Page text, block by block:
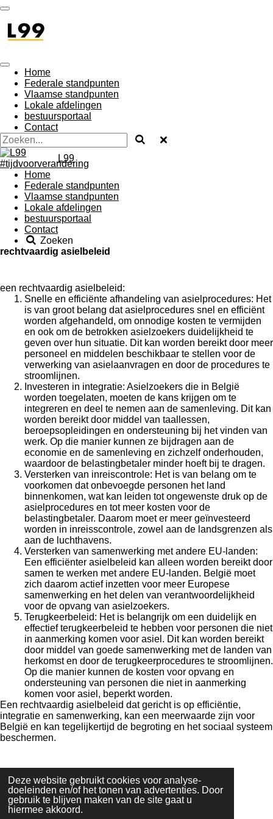
Deze website gebruikt cookies voor analyse-
doeleinden en/of het tonen van advertenties. Door
gebruik te blijven maken van de site gaat u
hiermee akkoord.
Ga
direct
naar
de
Home
Federale standpunten
Vlaamse standpunten
Lokale afdelingen
bestuursportaal
Contact
L99
Home
Federale standpunten
Vlaamse standpunten
Lokale afdelingen
bestuursportaal
Contact
Zoeken
rechtvaardig asielbeleid
een rechtvaardig asielbeleid:
Snelle en efficiënte afhandeling van asielprocedures: Het
is van groot belang dat asielprocedures snel en efficiënt
worden afgehandeld, om onnodige kosten te vermijden
en ook om de betrokken asielzoekers duidelijkheid te
geven over hun situatie. Dit kan worden bereikt door meer
personeel en middelen beschikbaar te stellen voor de
verwerking van asielaanvragen en door de procedures te
stroomlijnen.
Investeren in integratie: Asielzoekers die in België
worden toegelaten, moeten de kans krijgen om te
integreren en deel te nemen aan de samenleving. Dit kan
worden bereikt door middel van taallessen,
beroepsopleidingen en ondersteuning bij het vinden van
werk. Op die manier kunnen ze bijdragen aan de
economie en de samenleving en zichzelf onderhouden,
waardoor de belastingbetaler minder hoeft bij te dragen.
Versterken van inreiscontrole: Het is van belang om te
voorkomen dat onbevoegde personen het land
binnenkomen, wat kan leiden tot ongewenste druk op de
asielprocedures en tot meer kosten voor de
belastingbetaler. Daarom moet er meer geïnvesteerd
worden in inreisscontrole, zowel aan de landsgrenzen als
aan de luchthavens.
Versterken van samenwerking met andere EU-landen:
Een efficiënter asielbeleid kan alleen worden bereikt door
samen te werken met andere EU-landen. België moet
zich daarom actief inzetten voor meer Europese
samenwerking en het delen van verantwoordelijkheid
voor de opvang van asielzoekers.
Terugkeerbeleid: Het is belangrijk om een duidelijk en
effectief terugkeerbeleid te hebben voor personen die niet
in aanmerking komen voor asiel. Dit kan worden bereikt
door middel van goede samenwerking met de landen van
herkomst en door de terugkeerprocedures te stroomlijnen.
Op die manier kunnen de kosten voor opvang en
ondersteuning van personen die niet in aanmerking
komen voor asiel, beperkt worden.
Een rechtvaardig asielbeleid dat gericht is op efficiëntie,
integratie en samenwerking, kan een meerwaarde zijn voor
België en kan tegelijkertijd de begroting en het sociaal systeem
beschermen.
D
e
l
e
D
e
e
l
S
h
a
r
D
e
l
e
terug